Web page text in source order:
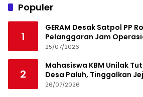
Populer
1
GERAM Desak Satpol PP
Pelanggaran Jam
25/07/2026
2
Mahasiswa KBM Unilak
Desa Paluh, Tinggalkan
dan Aksi Sosial
26/07/2026